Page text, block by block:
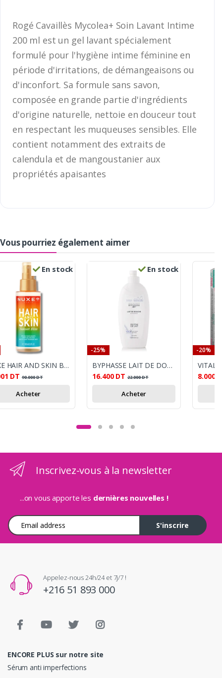
Rogé Cavaillès Mycolea+ Soin Lavant Intime
200 ml est un gel lavant spécialement
formulé pour l'hygiène intime féminine en
période d'irritations, de démangeaisons ou
d'inconfort. Sa formule sans savon,
composée en grande partie d'ingrédients
d'origine naturelle, nettoie en douceur tout
en respectant les muqueuses sensibles. Elle
contient notamment des extraits de
calendula et de mangoustanier aux
propriétés apaisantes
Vous pourriez également aimer
En stock
NUXE HAIR AND SKIN BRUME PARFUMANTE CHEVEUX ET CORPS SUNSET BLISS 100ML
DT 90.000DT
Acheter
En stock
-25%
BYPHASSE LAIT DE DOUCHE NOIX DE COCO 1L
16.400 DT 22.000DT
Acheter
-20%
VITAL
8.000
Inscrivez-vous à la newsletter
...on vous apporte les dernières nouvelles !
Adresse e-mail
S'inscrire
Appelez-nous 24h/24 et 7j/7 !
+216 51 893 000
ENCORE PLUS sur notre site
Sérum anti imperfections